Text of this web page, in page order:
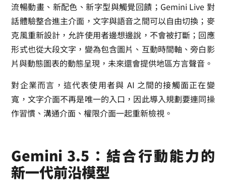
流暢動畫、新配色、新字型與觸覺回饋；Gemini Live 對
話體驗整合進主介面，文字與語音之間可以自由切換；麥
克風重新設計，允許使用者邊想邊說，不會被打斷；回應
形式也從大段文字，變為包含圖片、互動時間軸、旁白影
片與動態圖表的動態呈現，未來還會提供地區方言聲音。
對企業而言，這代表使用者與 AI 之間的接觸面正在變
寬，文字介面不再是唯一的入口，因此導入規劃要連同操
作習慣、溝通介面、權限介面一起重新檢視。
Gemini 3.5：結合行動能力的
新一代前沿模型